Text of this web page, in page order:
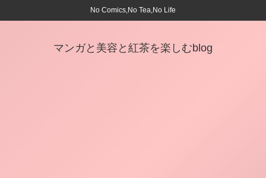
No Comics,No Tea,No Life
マンガと美容と紅茶を楽しむblog